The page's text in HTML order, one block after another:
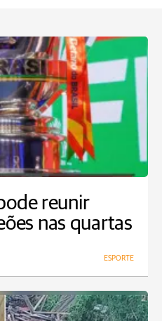
reunir
nas quartas
ESPORTE